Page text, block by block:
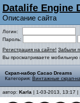
Datalife Engine
Описание сайта
Логин:
Пароль:
Регистрация на сайте! Забыли
Вы просматриваете мобильную
Скрап-набор Cacao Dreams
Категория: Винтажные скрап-
автор: Karla | 1-03-2013, 13:17 |